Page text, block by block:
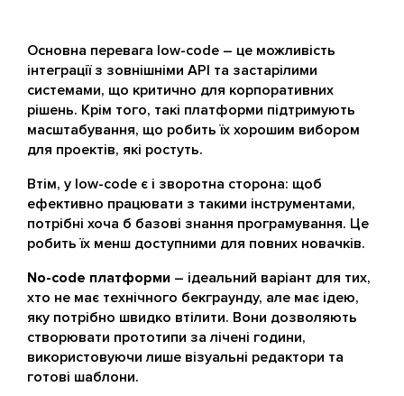
Основна перевага low-code – це можливість
інтеграції з зовнішніми API та застарілими
системами, що критично для корпоративних
рішень. Крім того, такі платформи підтримують
масштабування, що робить їх хорошим вибором
для проектів, які ростуть.
Втім, у low-code є і зворотна сторона: щоб
ефективно працювати з такими інструментами,
потрібні хоча б базові знання програмування. Це
робить їх менш доступними для повних новачків.
No-code платформи – ідеальний варіант для тих,
хто не має технічного бекграунду, але має ідею,
яку потрібно швидко втілити. Вони дозволяють
створювати прототипи за лічені години,
використовуючи лише візуальні редактори та
готові шаблони.